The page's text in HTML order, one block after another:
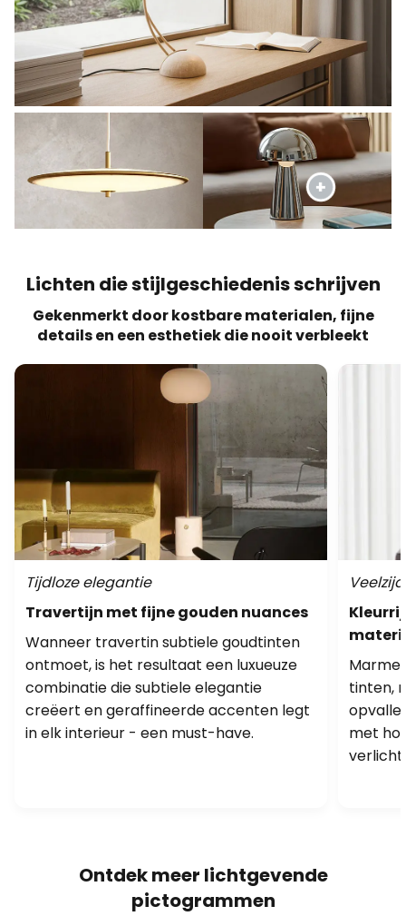
Lichten die stijlgeschiedenis schrijven
Gekenmerkt door kostbare materialen, fijne
details en een esthetiek die nooit verbleekt
Tijdloze elegantie
Travertijn met fijne gouden nuances
Wanneer travertin subtiele goudtinten
ontmoet, is het resultaat een luxueuze
combinatie die subtiele elegantie
creëert en geraffineerde accenten legt
in elk interieur - een must-have.
tinten,
met
Ontdek meer lichtgevende
pictogrammen